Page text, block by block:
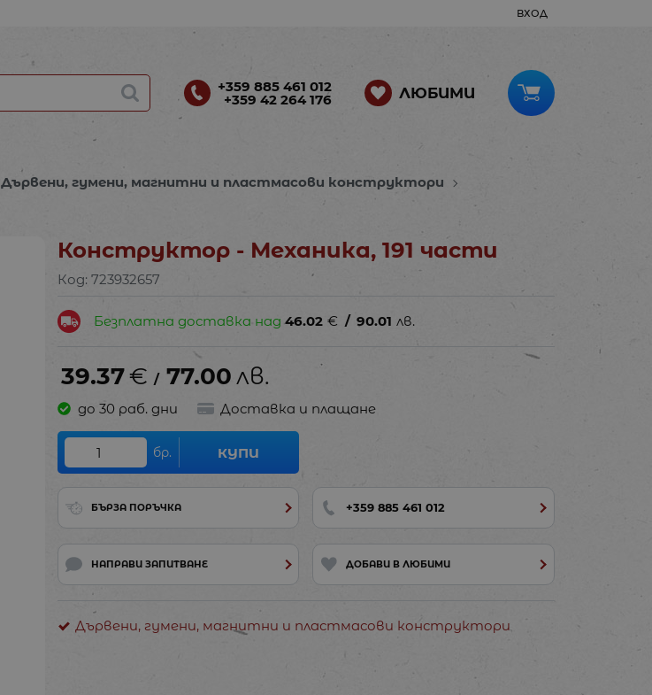
ВХОД
+359 885 461 012
+359 42 264 176 ЛЮБИМИ
Дървени, гумени, магнитни и пластмасови конструктори
Конструктор - Механикa, 191 части
Код: 723932657
Безплатна доставка над46.02 € / 90.01 лв.
39.37€ / 77.00лв.
до 30 раб. дни Доставка и плащане
бр. КУПИ
БЪРЗА ПОРЪЧКА +359 885 461 012
НАПРАВИ ЗАПИТВАНЕ ДОБАВИ В ЛЮБИМИ
Дървени, гумени, магнитни и пластмасови конструктори